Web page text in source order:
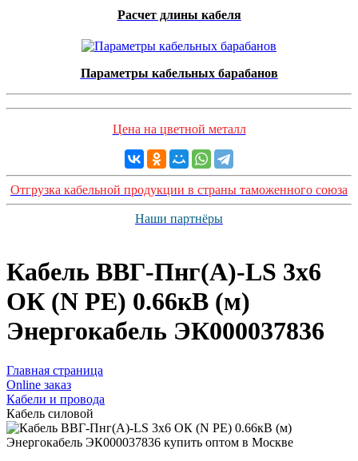
Расчет длины кабеля
Параметры кабельных барабанов
Цена на цветной металл
Отгрузка кабельной продукции в страны таможенного союза
Наши партнёры
Кабель ВВГ-Пнг(А)-LS 3х6
ОК (N PE) 0.66кВ (м)
Энергокабель ЭК000037836
Главная страница
Оnline заказ
Кабели и провода
Кабель силовой